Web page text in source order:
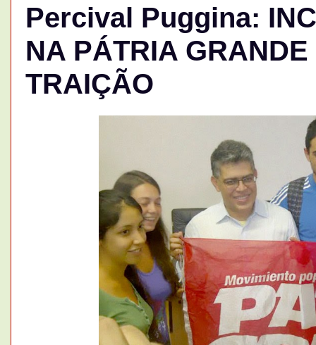
Percival Puggina:
NA PÁTRIA
TRAIÇÃO